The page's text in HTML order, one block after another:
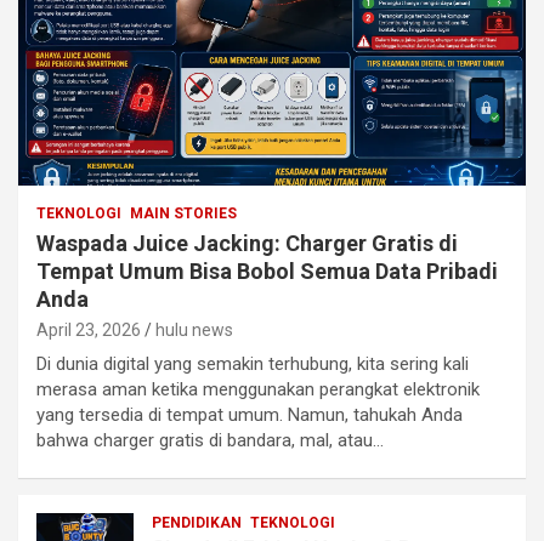
TEKNOLOGI MAIN STORIES
Waspada Juice Jacking: Charger Gratis di
Tempat Umum Bisa Bobol Semua Data Pribadi
Anda
April 23, 2026 hulu news
Di dunia digital yang semakin terhubung, kita sering kali
merasa aman ketika menggunakan perangkat elektronik
yang tersedia di tempat umum. Namun, tahukah Anda
bahwa charger gratis di bandara, mal, atau…
PENDIDIKAN TEKNOLOGI